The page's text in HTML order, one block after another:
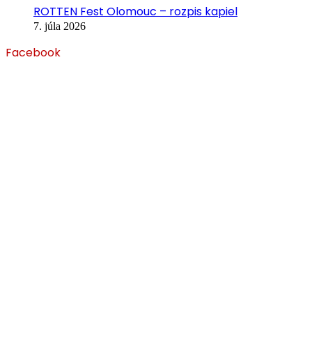
ROTTEN Fest Olomouc – rozpis kapiel
7. júla 2026
Facebook